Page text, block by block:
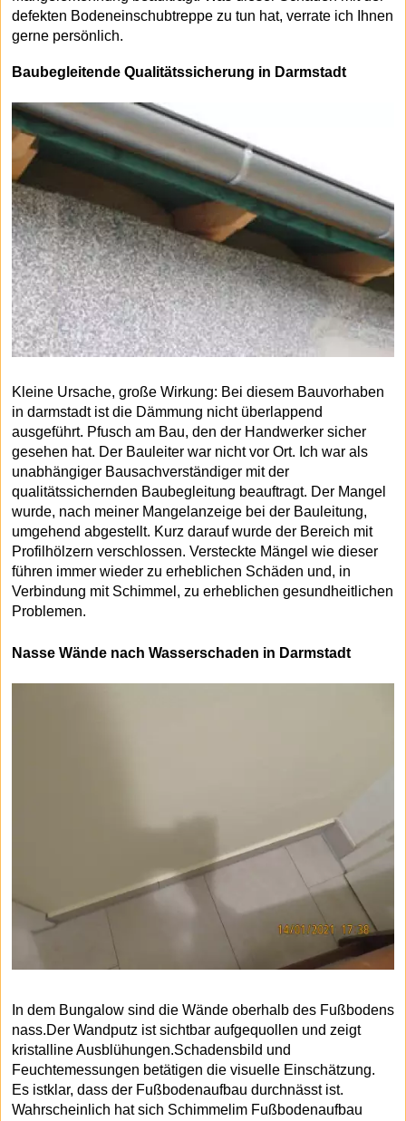
defekten Bodeneinschubtreppe zu tun hat, verrate ich Ihnen
gerne persönlich.
Baubegleitende Qualitätssicherung in Darmstadt
Kleine Ursache, große Wirkung: Bei diesem Bauvorhaben
in darmstadt ist die Dämmung nicht überlappend
ausgeführt. Pfusch am Bau, den der Handwerker sicher
gesehen hat. Der Bauleiter war nicht vor Ort. Ich war als
unabhängiger Bausachverständiger mit der
qualitätssichernden Baubegleitung beauftragt. Der Mangel
wurde, nach meiner Mangelanzeige bei der Bauleitung,
umgehend abgestellt. Kurz darauf wurde der Bereich mit
Profilhölzern verschlossen. Versteckte Mängel wie dieser
führen immer wieder zu erheblichen Schäden und, in
Verbindung mit Schimmel, zu erheblichen gesundheitlichen
Problemen.
Nasse Wände nach Wasserschaden in Darmstadt
In dem Bungalow sind die Wände oberhalb des Fußbodens
nass.Der Wandputz ist sichtbar aufgequollen und zeigt
kristalline Ausblühungen.Schadensbild und
Feuchtemessungen betätigen die visuelle Einschätzung.
Es istklar, dass der Fußbodenaufbau durchnässt ist.
Wahrscheinlich hat sich Schimmelim Fußbodenaufbau